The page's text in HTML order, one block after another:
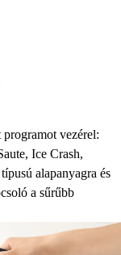
vezérel:
Ice Crash,
alapanyagra és
a sűrűbb